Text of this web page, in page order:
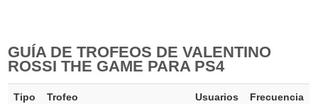
GUÍA DE TROFEOS DE VALENTINO
ROSSI THE GAME PARA PS4
Tipo Trofeo Usuarios Frecuencia